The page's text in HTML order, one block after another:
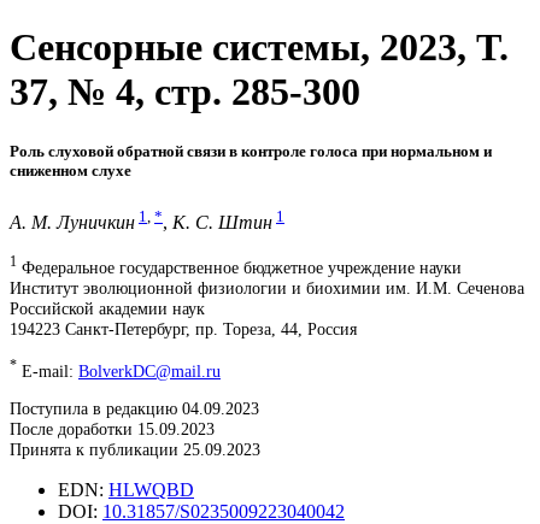
Сенсорные системы, 2023, T.
37, № 4, стр. 285-300
Роль слуховой обратной связи в контроле голоса при нормальном и
сниженном слухе
А. М. Луничкин 1 *, К. С. Штин 1
1 Федеральное государственное бюджетное учреждение науки
Институт эволюционной физиологии и биохимии им. И.М. Сеченова
Российской академии наук
194223 Санкт-Петербург, пр. Тореза, 44, Россия
* E-mail: BolverkDC@mail.ru
Поступила в редакцию 04.09.2023
После доработки 15.09.2023
Принята к публикации 25.09.2023
EDN: HLWQBD
DOI: 10.31857/S0235009223040042